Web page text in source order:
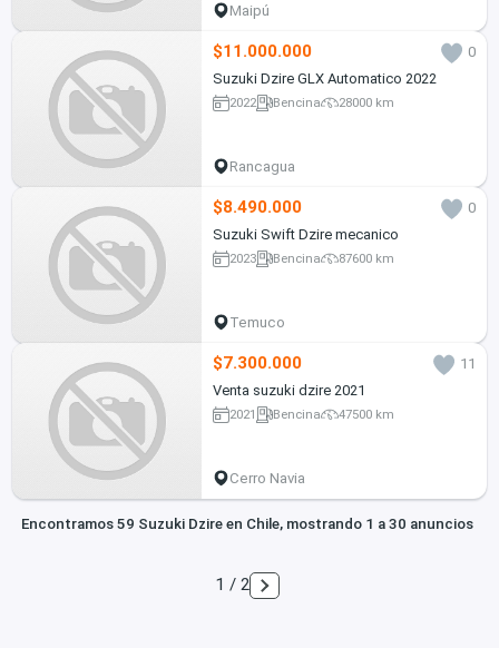
Maipú
$11.000.000
0
Suzuki Dzire GLX Automatico 2022
2022 Bencina 28000 km
Rancagua
$8.490.000
0
Suzuki Swift Dzire mecanico
2023 Bencina 87600 km
Temuco
$7.300.000
11
Venta suzuki dzire 2021
2021 Bencina 47500 km
Cerro Navia
Encontramos 59 Suzuki Dzire en Chile, mostrando 1 a 30 anuncios
1 / 2